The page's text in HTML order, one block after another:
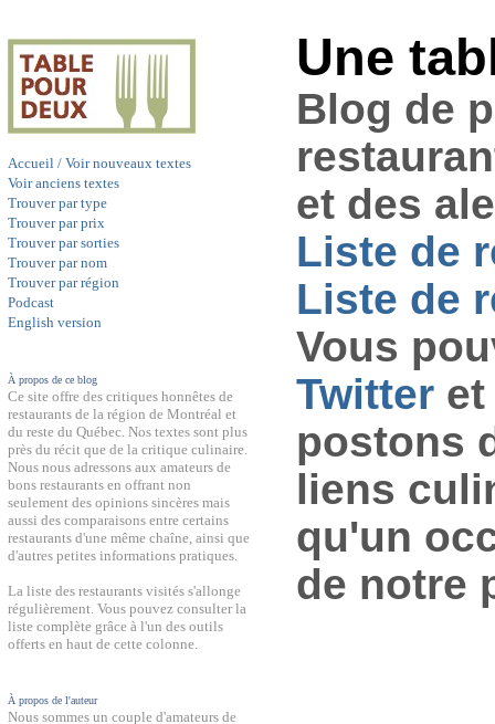
Accueil / Voir nouveaux textes
Voir anciens textes
Trouver par type
Trouver par prix
Trouver par sorties
Trouver par nom
Trouver par région
Podcast
English version
À propos de ce blog
Ce site offre des critiques honnêtes de
restaurants de la région de Montréal et
du reste du Québec. Nos textes sont plus
près du récit que de la critique culinaire.
Nous nous adressons aux amateurs de
bons restaurants en offrant non
seulement des opinions sincères mais
aussi des comparaisons entre certains
restaurants d'une même chaîne, ainsi que
d'autres petites informations pratiques.
La liste des restaurants visités s'allonge
régulièrement. Vous pouvez consulter la
liste complète grâce à l'un des outils
offerts en haut de cette colonne.
À propos de l'auteur
Nous sommes un couple d'amateurs de
Une
Blog de
et des
Liste de
Liste de
Vous
Twitter
postons
liens
qu'un
de notre